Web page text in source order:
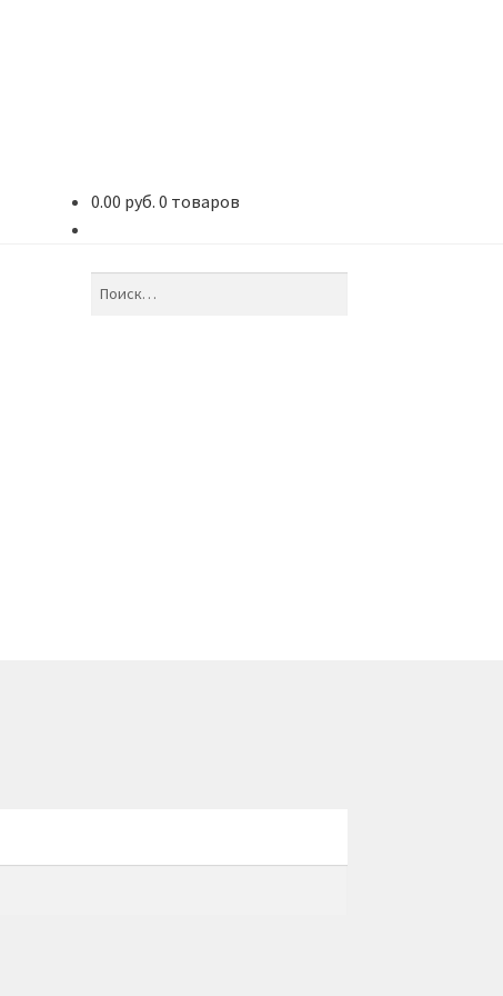
0.00 руб. 0 товаров
Найти: